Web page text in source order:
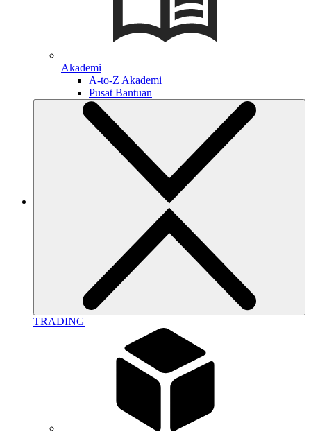
Akademi
A-to-Z Akademi
Pusat Bantuan
TRADING